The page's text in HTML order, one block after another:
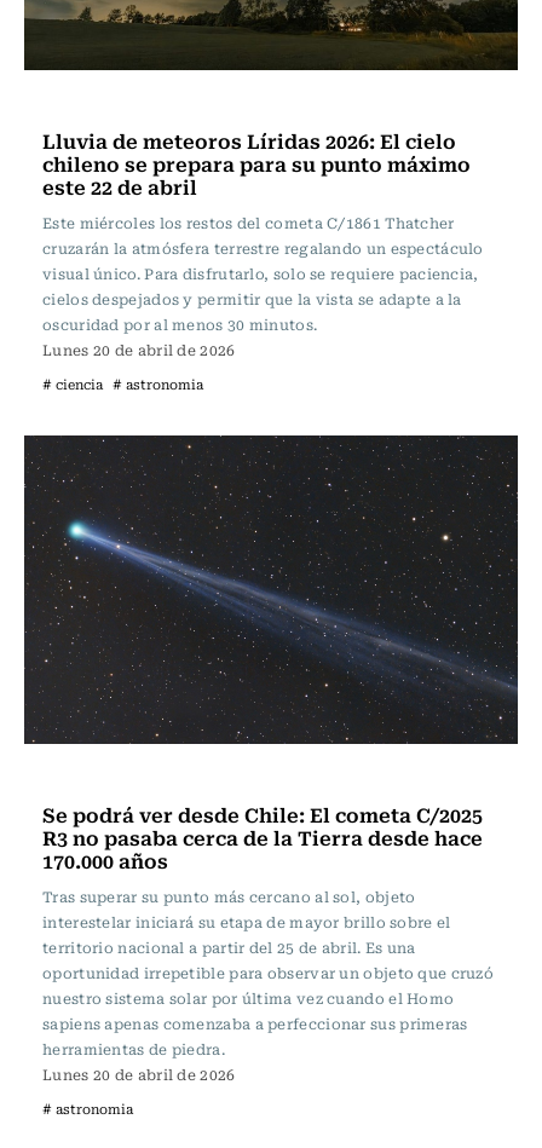
Lluvia de meteoros Líridas 2026: El cielo
chileno se prepara para su punto máximo
este 22 de abril
Este miércoles los restos del cometa C/1861 Thatcher
cruzarán la atmósfera terrestre regalando un espectáculo
visual único. Para disfrutarlo, solo se requiere paciencia,
cielos despejados y permitir que la vista se adapte a la
oscuridad por al menos 30 minutos.
Lunes 20 de abril de 2026
# ciencia # astronomia
Se podrá ver desde Chile: El cometa C/2025
R3 no pasaba cerca de la Tierra desde hace
170.000 años
Tras superar su punto más cercano al sol, objeto
interestelar iniciará su etapa de mayor brillo sobre el
territorio nacional a partir del 25 de abril. Es una
oportunidad irrepetible para observar un objeto que cruzó
nuestro sistema solar por última vez cuando el Homo
sapiens apenas comenzaba a perfeccionar sus primeras
herramientas de piedra.
Lunes 20 de abril de 2026
# astronomia